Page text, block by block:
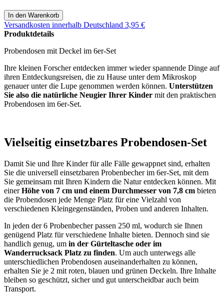
Versandkosten innerhalb Deutschland 3,95 €
Produktdetails
Probendosen mit Deckel im 6er-Set
Ihre kleinen Forscher entdecken immer wieder spannende Dinge auf
ihren Entdeckungsreisen, die zu Hause unter dem Mikroskop
genauer unter die Lupe genommen werden können. Unterstützen
Sie also die natürliche Neugier Ihrer Kinder mit den praktischen
Probendosen im 6er-Set.
Vielseitig einsetzbares Probendosen-Set
Damit Sie und Ihre Kinder für alle Fälle gewappnet sind, erhalten
Sie die universell einsetzbaren Probenbecher im 6er-Set, mit dem
Sie gemeinsam mit Ihren Kindern die Natur entdecken können. Mit
einerHöhe von 7 cm und einem Durchmesser von 7,8 cm bieten
die Probendosen jede Menge Platz für eine Vielzahl von
verschiedenen Kleingegenständen, Proben und anderen Inhalten.
In jeden der 6 Probenbecher passen 250 ml, wodurch sie Ihnen
genügend Platz für verschiedene Inhalte bieten. Dennoch sind sie
handlich genug, um in der Gürteltasche oder im
Wanderrucksack Platz zu finden. Um auch unterwegs alle
unterschiedlichen Probendosen auseinanderhalten zu können,
erhalten Sie je 2 mit roten, blauen und grünen Deckeln. Ihre Inhalte
bleiben so geschützt, sicher und gut unterscheidbar auch beim
Transport.